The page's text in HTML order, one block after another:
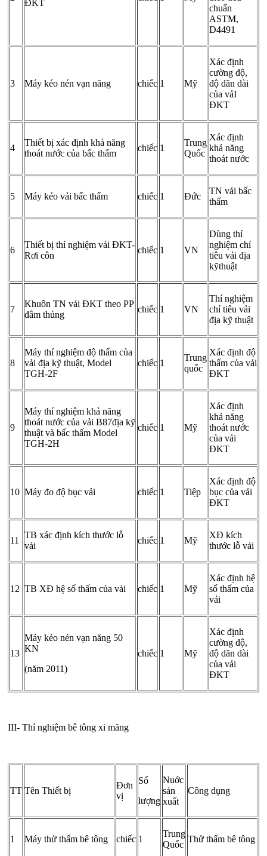
ĐKT
chuẩn
ASTM,
D4491
3 Máy kéo nén vạn năng chiếc 1 Mỹ
Xác định
cường độ,
độ dãn dài
của vảI
ĐKT
4
Thiết bị xác định khả năng
thoát nước của bấc thấm
chiếc 1
Trung
Quốc
Xác định
khả năng
thoát nước
5 Máy kéo vải bấc thấm chiếc 1 Đức
TN vải bấc
thấm
6
Thiết bị thí nghiệm vải ĐKT-
Rơi côn
chiếc 1 VN
Dùng thí
nghiệm chỉ
tiêu vải địa
kỹthuật
7
Khuôn TN vải ĐKT theo PP
đâm thủng
chiếc 1 VN
Thí nghiệm
chỉ tiêu vải
địa kỹ thuật
8
Máy thí nghiệm độ thấm của
vải địa kỹ thuật, Model
TGH-2F
chiếc 1
Trung
quốc
Xác định độ
thấm của vải
ĐKT
9
Máy thí nghiệm khả năng
thoát nước của vải B87địa kỹ
thuật và bấc thấm Model
TGH-2H
chiếc 1 Mỹ
Xác định
khả năng
thoát nước
của vải
ĐKT
10 Máy đo độ bục vải chiếc 1 Tiệp
Xác định độ
bục của vải
ĐKT
11
TB xác định kích thước lỗ
vải
chiếc 1 Mỹ
XĐ kích
thước lỗ vải
12 TB XĐ hệ số thấm của vải chiếc 1 Mỹ
Xác định hệ
số thấm của
vải
13
Máy kéo nén vạn năng 50
KN
(năm 2011)
chiếc 1 Mỹ
Xác định
cường độ,
độ dãn dài
của vải
ĐKT
III- Thí nghiệm bê tông xi măng
TT Tên Thiết bị
Đơn
vị
Số
lượng
N­uớc
sản
xuất
Công dụng
1 Máy thử thấm bê tông chiếc 1
Trung
Quốc
Thử thấm bê tông